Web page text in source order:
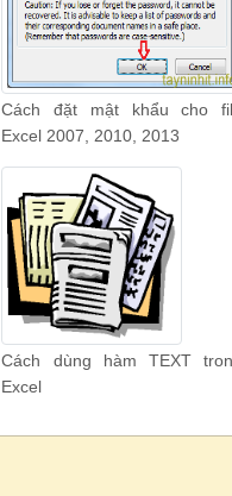
Cách đặt mật khẩu cho
Excel 2007, 2010, 2013
Cách dùng hàm TEXT
Excel